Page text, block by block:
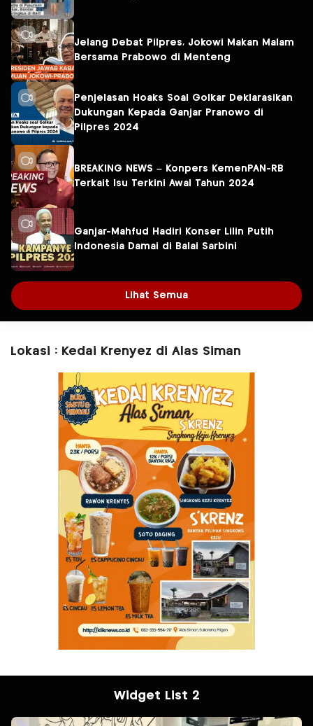
Jelang Debat Pilpres, Jokowi Makan Malam
Bersama Prabowo di Menteng
Penjelasan Hoaks Soal Golkar Deklarasikan
Dukungan Kepada Ganjar Pranowo di
Pilpres 2024
BREAKING NEWS – Konpers KemenPAN-RB
Terkait Isu Terkini Awal Tahun 2024
Ganjar-Mahfud Hadiri Konser Lilin Putih
Indonesia Damai di Balai Sarbini
Lihat Semua
Lokasi : Kedai Krenyez di Alas Siman
Widget List 2